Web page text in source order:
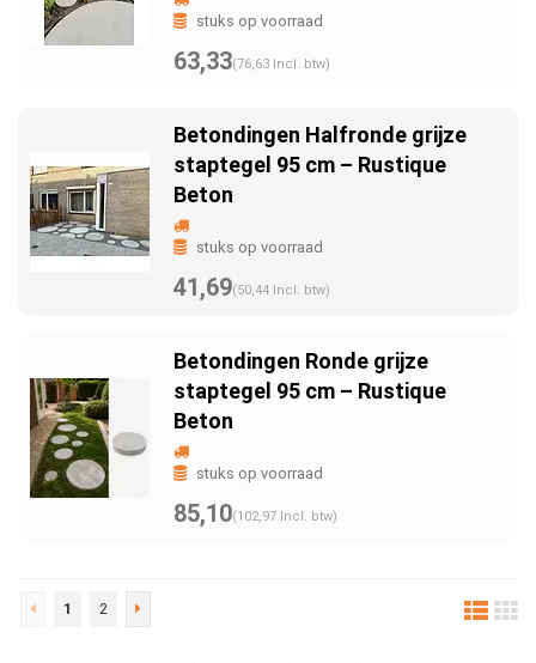
stuks op voorraad
63,33(76,63 Incl. btw)
Betondingen Halfronde grijze
staptegel 95 cm – Rustique
Beton
stuks op voorraad
41,69(50,44 Incl. btw)
Betondingen Ronde grijze
staptegel 95 cm – Rustique
Beton
stuks op voorraad
85,10(102,97 Incl. btw)
1 2